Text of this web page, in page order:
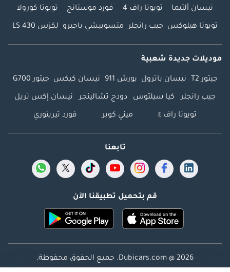
نيسان ألتيما تويوتا راف 4 فورد موستانج تويوتا كورولا
تويوتا هيلوكس جيب رانجلر متسوبيشي باجيرو لكزس LS 430
موديلات جديدة شعبية
جيتور T2 نيسان باترول بورش 911 نيسان كيكس جيتور G700
جيب رانجلر كيا سيلتوس دودج تشالينجر نيسان إكس تريل
تويوتا راف ٤ ميني كوبر فورد تيريتوري
تابعنا
قم بتحميل تطبيقنا الآن
Dubicars.com @ 2026. جميع الحقوق محفوظة.